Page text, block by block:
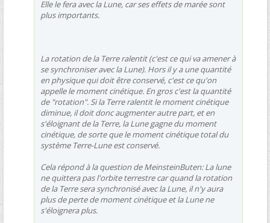
Elle le fera avec la Lune, car ses effets de marée sont
plus importants.
La rotation de la Terre ralentit (c'est ce qui va amener à
se synchroniser avec la Lune). Hors il y a une quantité
en physique qui doit être conservé, c'est ce qu'on
appelle le moment cinétique. En gros c'est la quantité
de "rotation". Si la Terre ralentit le moment cinétique
diminue, il doit donc augmenter autre part, et en
s'éloignant de la Terre, la Lune gagne du moment
cinétique, de sorte que le moment cinétique total du
système Terre-Lune est conservé.
Cela répond à la question de MeinsteinButen: La lune
ne quittera pas l'orbite terrestre car quand la rotation
de la Terre sera synchronisé avec la Lune, il n'y aura
plus de perte de moment cinétique et la Lune ne
s'éloignera plus.